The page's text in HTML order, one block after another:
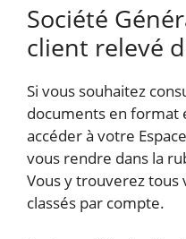
Société
client relevé
Si vous souhaitez
documents en format
accéder à votre
vous rendre dans la
Vous y trouverez tous
classés par compte.